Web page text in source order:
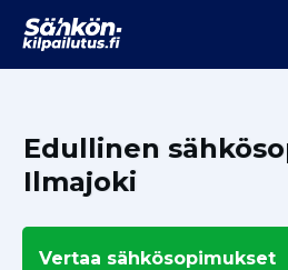
Edullinen
Ilmajoki
Vertaa sähkösopimukset